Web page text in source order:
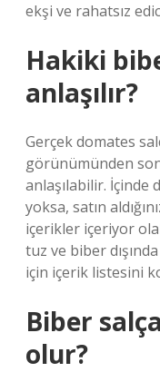
ekşi ve rahatsız
Hakiki
anlaşılır?
Gerçek domates
görünümünden
anlaşılabilir. İçinde
yoksa, satın
içerikler içeriyor
tuz ve biber
için içerik listesini
Biber
olur?